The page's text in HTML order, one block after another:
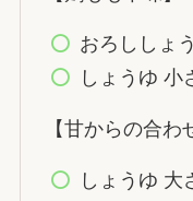
おろししょ
しょうゆ 小
【甘からの合わ
しょうゆ 大